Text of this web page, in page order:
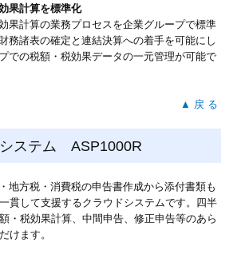
果計算を標準化
果計算の業務プロセスを企業グループで標準
務諸表の確定と連結決算への着手を可能にし
での税額・税効果データの一元管理が可能で
▲ 戻 る
ステム ASP1000R
地方税・消費税の申告書作成から添付書類も
貫して支援するクラウドシステムです。四半
・税効果計算、中間申告、修正申告等のあら
けます。